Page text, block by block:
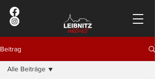
Beitrag
Alle Beiträge